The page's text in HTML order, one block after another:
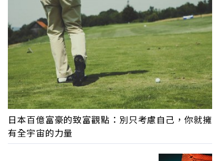
日本百億富豪的致富觀點：別只考慮自己，你就擁
有全宇宙的力量